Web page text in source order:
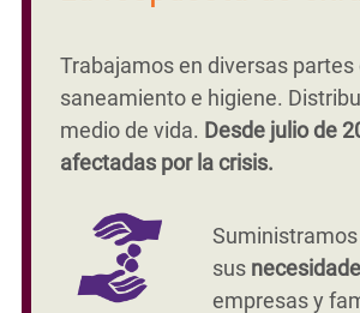
Trabajamos en diversas
saneamiento e higiene.
medio de vida. Desde julio de
afectadas por la crisis.
sus
empresas y